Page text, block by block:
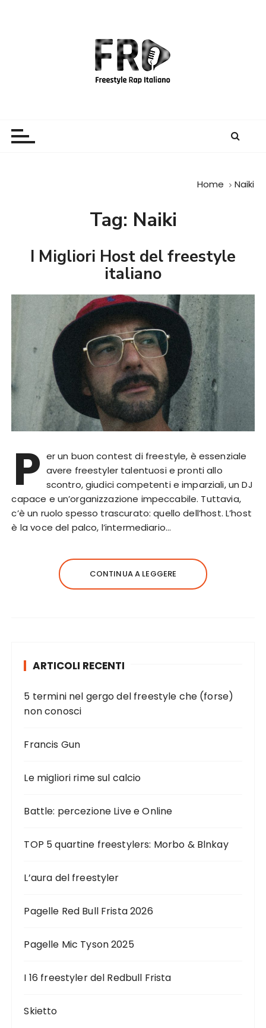
Home Naiki
Tag: Naiki
I Migliori Host del freestyle
italiano
P er un buon contest di freestyle, è essenziale
avere freestyler talentuosi e pronti allo
scontro, giudici competenti e imparziali, un DJ
capace e un’organizzazione impeccabile. Tuttavia,
c’è un ruolo spesso trascurato: quello dell’host. L’host
è la voce del palco, l’intermediario…
CONTINUA A LEGGERE
ARTICOLI RECENTI
5 termini nel gergo del freestyle che (forse)
non conosci
Francis Gun
Le migliori rime sul calcio
Battle: percezione Live e Online
TOP 5 quartine freestylers: Morbo & Blnkay
L’aura del freestyler
Pagelle Red Bull Frista 2026
Pagelle Mic Tyson 2025
I 16 freestyler del Redbull Frista
Skietto